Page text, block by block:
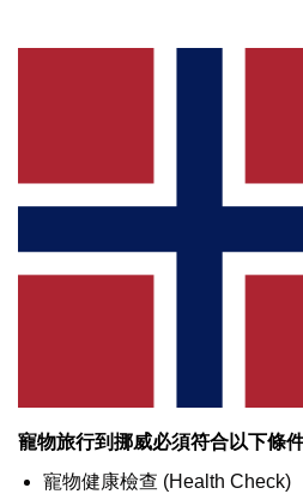
寵物旅行到挪威必須符合以下條件
寵物健康檢查 (Health Check)